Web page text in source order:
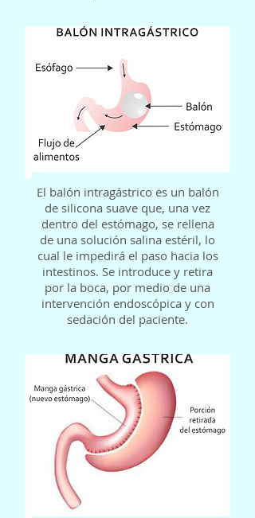
El balón intragástrico es un balón
de silicona suave que, una vez
dentro del estómago, se rellena
de una solución salina estéril, lo
cual le impedirá el paso hacia los
intestinos. Se introduce y retira
por la boca, por medio de una
intervención endoscópica y con
sedación del paciente.